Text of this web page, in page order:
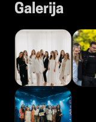
Galerija